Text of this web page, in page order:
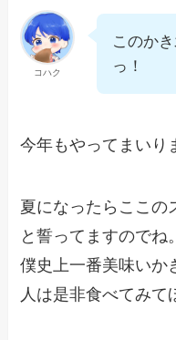
コハク
このか
っ！
今年もやってまいり
夏になったらここの
と誓ってますのでね。
僕史上一番美味いか
人は是非食べてみて